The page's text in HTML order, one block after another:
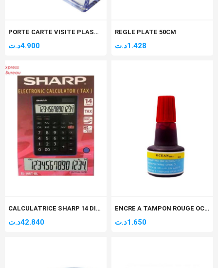
PORTE CARTE VISITE PLASTIC
4.900د.ت
REGLE PLATE 50CM
1.428د.ت
CALCULATRICE SHARP 14 DIGIT EL-145T
42.840د.ت
ENCRE A TAMPON ROUGE OCEAN
1.650د.ت